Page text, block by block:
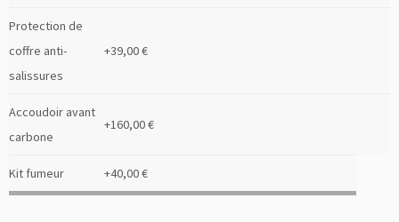
Protection de
coffre anti-
salissures
+39,00 €
Accoudoir avant
carbone
+160,00 €
Kit fumeur +40,00 €